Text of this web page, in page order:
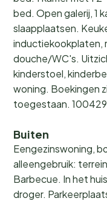
bed. Open galerij, 1
slaapplaatsen.
inductiekookplaten,
douche/WC's.
kinderstoel,
woning. Boekingen
toegestaan.
Buiten
Eengezinswoning,
alleengebruik:
Barbecue. In het
droger.